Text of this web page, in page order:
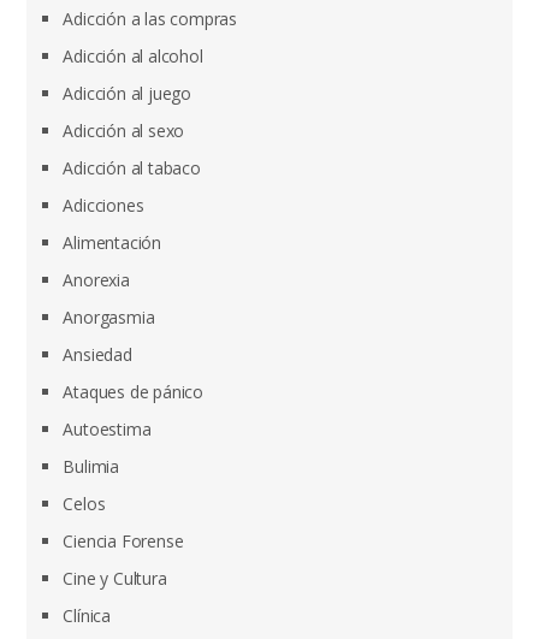
Adicción a las compras
Adicción al alcohol
Adicción al juego
Adicción al sexo
Adicción al tabaco
Adicciones
Alimentación
Anorexia
Anorgasmia
Ansiedad
Ataques de pánico
Autoestima
Bulimia
Celos
Ciencia Forense
Cine y Cultura
Clínica